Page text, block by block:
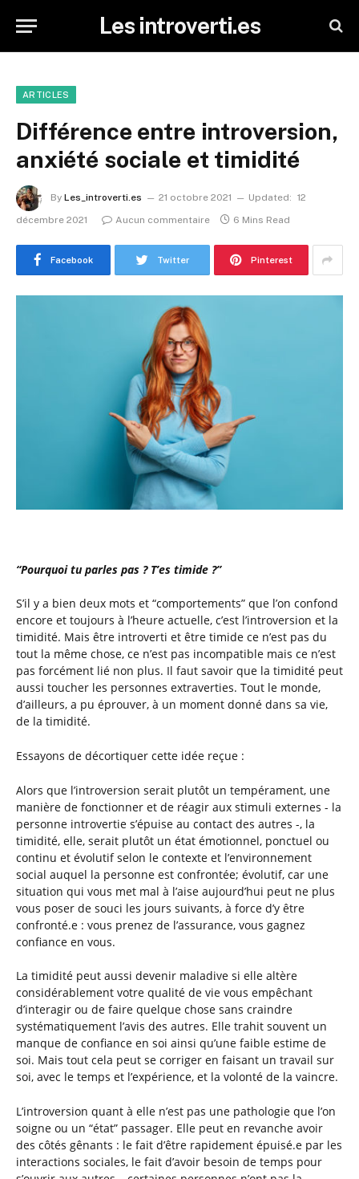
Les introverti.es
ARTICLES
Différence entre introversion,
anxiété sociale et timidité
By Les_introverti.es 21 octobre 2021 Updated: 12
décembre 2021
Aucun commentaire 6 Mins Read
Facebook Twitter Pinterest
“Pourquoi tu parles pas ? T’es timide ?”
S’il y a bien deux mots et “comportements” que l’on confond
encore et toujours à l’heure actuelle, c’est l’introversion et la
timidité. Mais être introverti et être timide ce n’est pas du
tout la même chose, ce n’est pas incompatible mais ce n’est
pas forcément lié non plus. Il faut savoir que la timidité peut
aussi toucher les personnes extraverties. Tout le monde,
d’ailleurs, a pu éprouver, à un moment donné dans sa vie,
de la timidité.
Essayons de décortiquer cette idée reçue :
Alors que l’introversion serait plutôt un tempérament, une
manière de fonctionner et de réagir aux stimuli externes - la
personne introvertie s’épuise au contact des autres -, la
timidité, elle, serait plutôt un état émotionnel, ponctuel ou
continu et évolutif selon le contexte et l’environnement
social auquel la personne est confrontée; évolutif, car une
situation qui vous met mal à l’aise aujourd’hui peut ne plus
vous poser de souci les jours suivants, à force d’y être
confronté.e : vous prenez de l’assurance, vous gagnez
confiance en vous.
La timidité peut aussi devenir maladive si elle altère
considérablement votre qualité de vie vous empêchant
d’interagir ou de faire quelque chose sans craindre
systématiquement l’avis des autres. Elle trahit souvent un
manque de confiance en soi ainsi qu’une faible estime de
soi. Mais tout cela peut se corriger en faisant un travail sur
soi, avec le temps et l’expérience, et la volonté de la vaincre.
L’introversion quant à elle n’est pas une pathologie que l’on
soigne ou un “état” passager. Elle peut en revanche avoir
des côtés gênants : le fait d’être rapidement épuisé.e par les
interactions sociales, le fait d’avoir besoin de temps pour